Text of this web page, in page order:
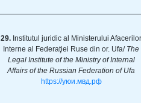
29. Institutul juridic al Ministerului Afacerilor
Interne al Federaţiei Ruse din or. Ufa/ The
Legal Institute of the Ministry of Internal
Affairs of the Russian Federation of Ufa
https://уюи.мвд.рф